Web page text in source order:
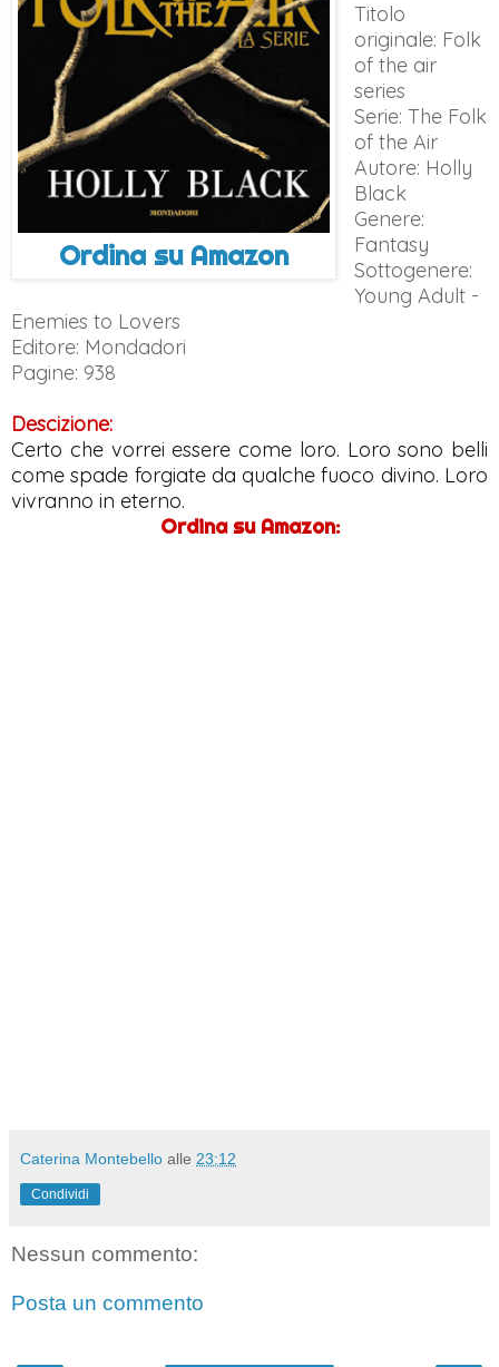
Ordina su Amazon
Titolo
originale: Folk
of the air
series
Serie: The Folk
of the Air
Autore: Holly
Black
Genere:
Fantasy
Sottogenere:
Young Adult -
Enemies to Lovers
Editore: Mondadori
Pagine: 938
Descizione:
Certo che vorrei essere come loro. Loro sono belli
come spade forgiate da qualche fuoco divino. Loro
vivranno in eterno.
Ordina su Amazon:
Caterina Montebello alle 23:12
Condividi
Nessun commento:
Posta un commento